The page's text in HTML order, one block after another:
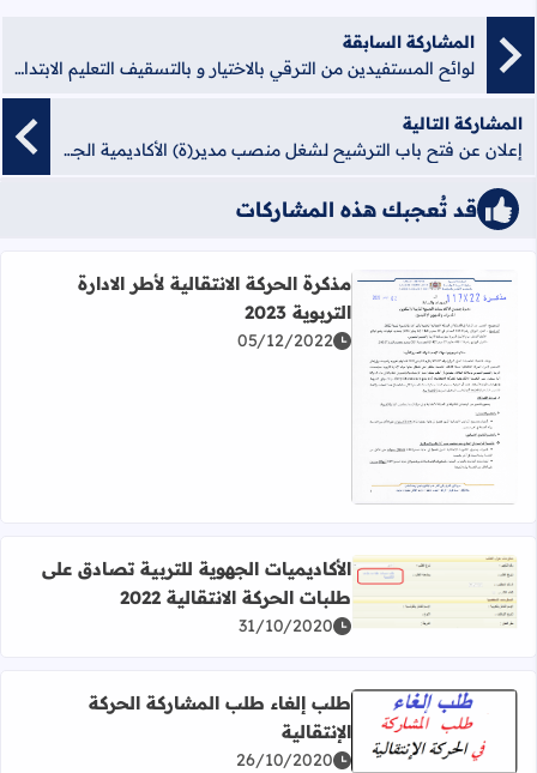
المشاركة السابقة
لوائح المستفيدين من الترقي بالاختيار و بالتسقيف التعليم الابتدائي-التعليم الثانوي التأهيلي
المشاركة التالية
إعلان عن فتح باب الترشيح لشغل منصب مدير(ة) الأكاديمية الجهوية للتربية والتكوين لجهة سوس - ماسة
قد تُعجبك هذه المشاركات
اقرأ المزيد عن مذكرة الحركة الانتقالية لأطر الادارة التربوية 2023
مذكرة الحركة الانتقالية لأطر الادارة
التربوية 2023
05/12/2022
اقرأ المزيد عن الأكاديميات الجهوية للتربية تصادق على طلبات
الأكاديميات الجهوية للتربية تصادق على
طلبات الحركة الانتقالية 2022
31/10/2020
اقرأ المزيد عن طلب إلغاء طلب المشاركة الحركة الإنتقالية
طلب إلغاء طلب المشاركة الحركة
الإنتقالية
26/10/2020